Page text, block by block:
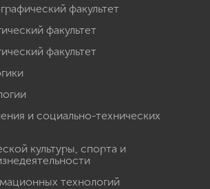
факультет
факультет
факультет
и социально-технических
культуры, спорта и
технологий